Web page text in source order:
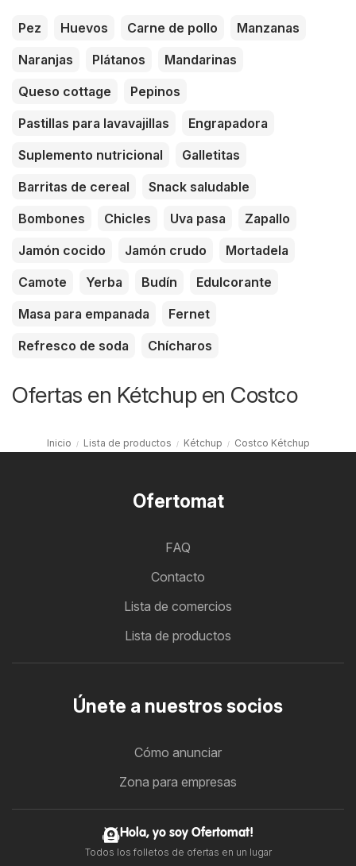
Pez Huevos Carne de pollo
Manzanas
Naranjas
Plátanos
Mandarinas
Queso cottage
Pepinos
Pastillas para lavavajillas
Engrapadora
Suplemento nutricional
Galletitas
Barritas de cereal
Snack saludable
Bombones
Chicles Uva pasa
Zapallo
Jamón cocido
Jamón crudo
Mortadela
Camote
Yerba Budín
Edulcorante
Masa para empanada
Fernet
Refresco de soda
Chícharos
Ofertas en Kétchup en Costco
Inicio Lista de productos Kétchup Costco Kétchup
Ofertomat
FAQ
Contacto
Lista de comercios
Lista de productos
Únete a nuestros socios
Cómo anunciar
Zona para empresas
Hola, yo soy Ofertomat!
Todos los folletos de ofertas en un lugar